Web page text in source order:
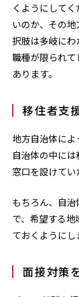
くようにして
いのか、その
択肢は多岐に
職種が限られ
あります。
移住者支
地方自治体に
自治体の中に
窓口を設けてい
もちろん、自
で、希望する
ておくようにし
面接対策